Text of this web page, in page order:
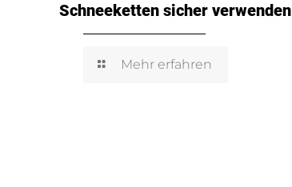
Schneeketten sicher verwenden
Mehr erfahren